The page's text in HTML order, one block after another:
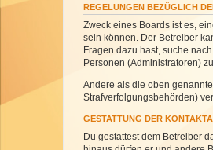
REGELUNGEN BEZÜGLICH
Zweck eines Boards ist es,
sein können. Der Betreiber
Fragen dazu hast, suche
Personen (Administratoren)
Andere als die oben
Strafverfolgungsbehörden)
GESTATTUNG DER
Du gestattest dem Betreiber